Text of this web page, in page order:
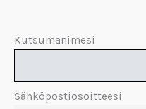
Kutsumanimesi
Sähköpostiosoitteesi